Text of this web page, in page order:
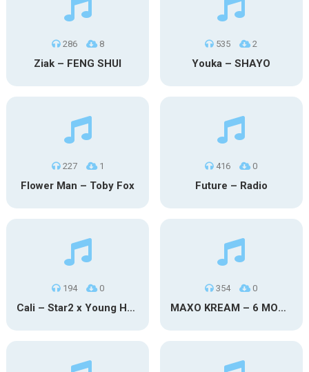
286 8
Ziak – FENG SHUI
535 2
Youka – SHAYO
227 1
Flower Man – Toby Fox
416 0
Future – Radio
194 0
Cali – Star2 x Young Henny
354 0
MAXO KREAM – 6 MONTHS CLEAN